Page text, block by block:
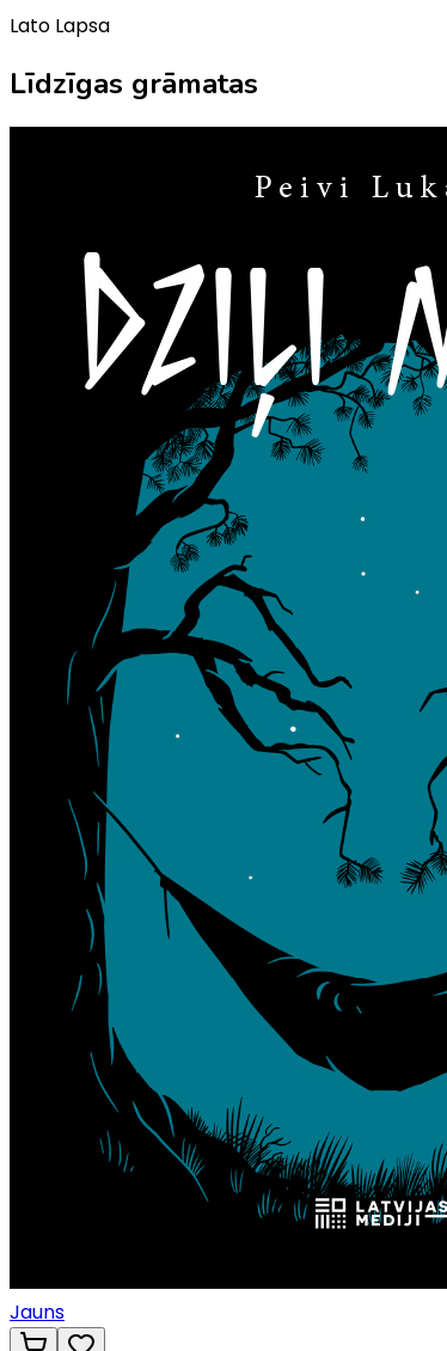
Lato Lapsa
Līdzīgas grāmatas
Jauns